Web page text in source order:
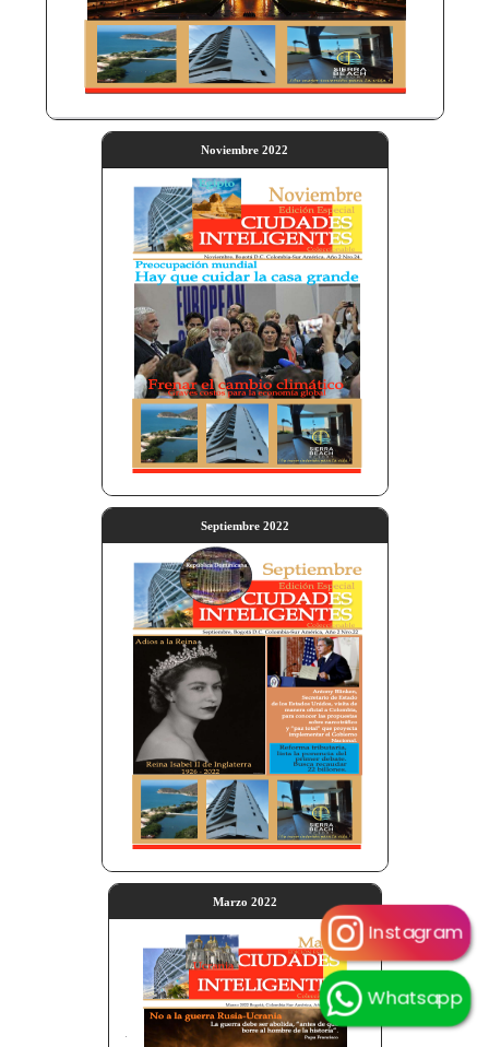
Instagram
Whatsapp
Noviembre 2022
Septiembre 2022
Marzo 2022